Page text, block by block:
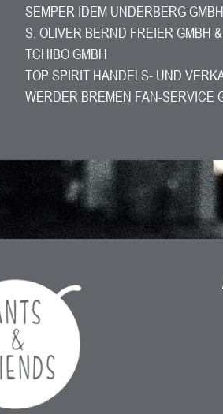
SEMPER IDEM UNDERBERG GMBH
S. OLIVER BERND FREIER GMBH
TCHIBO GMBH
TOP SPIRIT HANDELS- UND
WERDER BREMEN FAN-SERVICE